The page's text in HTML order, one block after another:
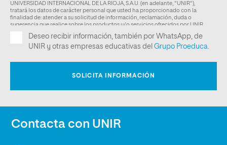
Contacta con UNIR